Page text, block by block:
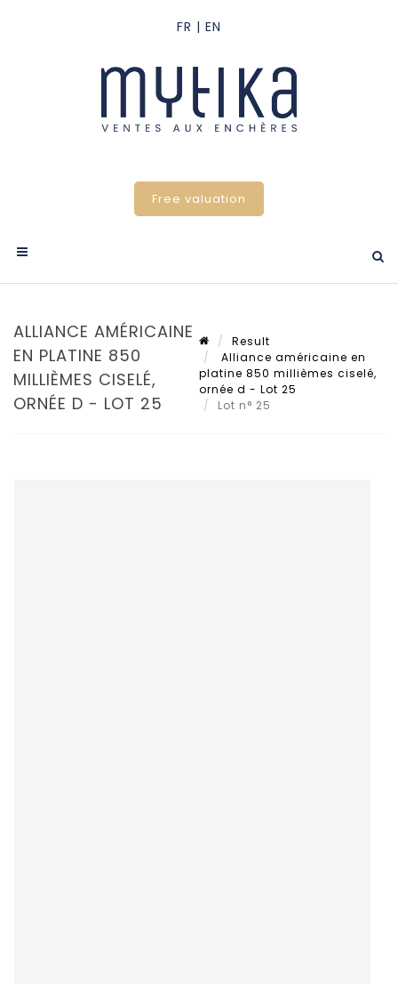
Free valuation
ALLIANCE AMÉRICAINE
EN PLATINE 850
MILLIÈMES CISELÉ,
ORNÉE D - LOT 25
Result
Alliance américaine en
platine 850 millièmes ciselé,
ornée d - Lot 25
Lot n° 25